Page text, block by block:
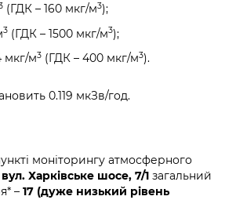
(ГДК – 160 мкг/м3);
3 (ГДК – 1500 мкг/м3);
мкг/м3 (ГДК – 400 мкг/м3).
0.119 мкЗв/год.
моніторингу атмосферного
вул. Харківське шосе, 7/1 загальний
– 17 (дуже низький рівень